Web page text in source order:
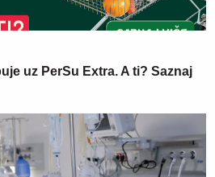
uz PerSu Extra. A ti? Saznaj